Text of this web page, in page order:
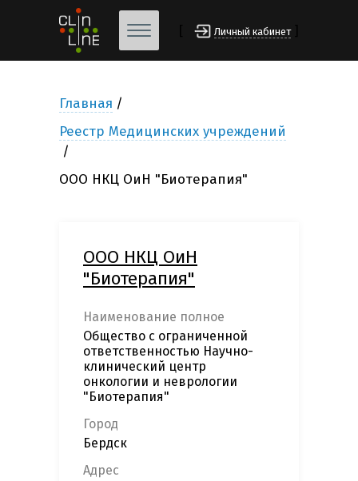
Личный кабинет
Главная
Реестр Медицинских учреждений
ООО НКЦ ОиН "Биотерапия"
ООО НКЦ ОиН
"Биотерапия"
Наименование полное
Общество с ограниченной
ответственностью Научно-
клинический центр
онкологии и неврологии
"Биотерапия"
Город
Бердск
Адрес